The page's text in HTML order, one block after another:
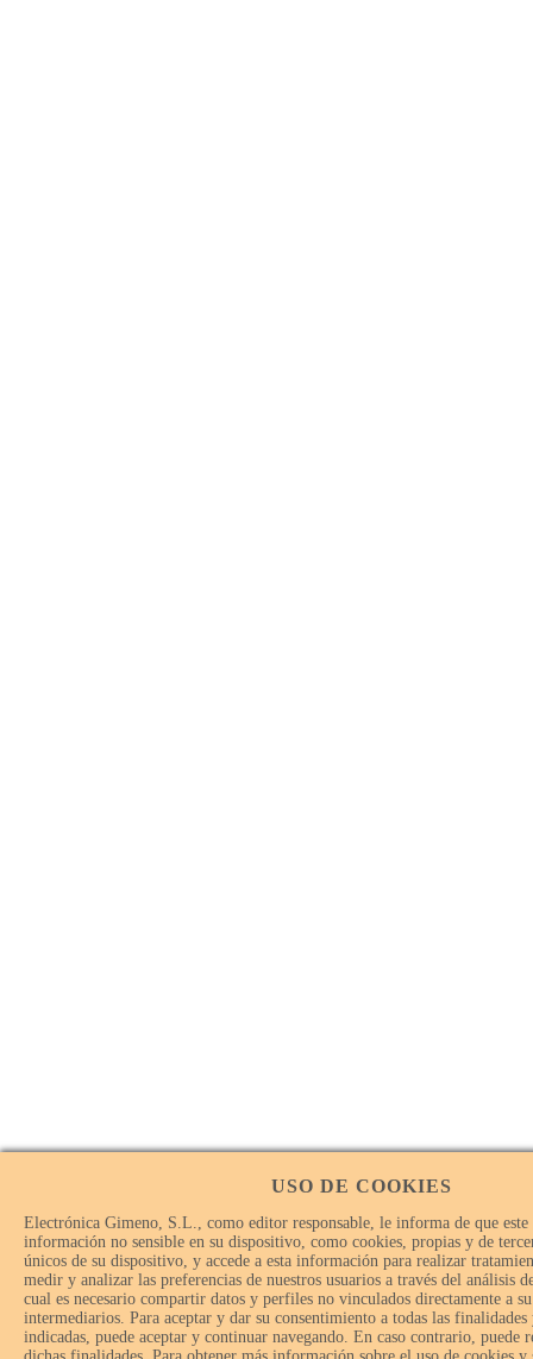
USO DE COOKIES
Electrónica Gimeno, S.L., como editor responsable, le informa de que este
información no sensible en su dispositivo, como cookies, propias y de
únicos de su dispositivo, y accede a esta información para realizar
medir y analizar las preferencias de nuestros usuarios a través del análisis
cual es necesario compartir datos y perfiles no vinculados directamente a
intermediarios. Para aceptar y dar su consentimiento a todas las
indicadas, puede aceptar y continuar navegando. En caso contrario, puede